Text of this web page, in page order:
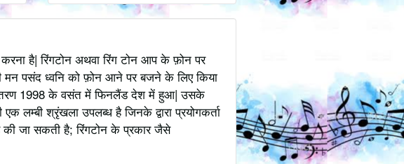
करना है| रिंगटोन अथवा रिंग टोन आप के फ़ोन पर
पसंद ध्वनि को फ़ोन आने पर बजने के लिए किया
वितरण 1998 के वसंत में फिनलैंड देश में हुआ| उसके
श्रृंखला उपलब्ध है जिनके द्वारा प्रयोगकर्ता
जा सकती है; रिंगटोन के प्रकार जैसे